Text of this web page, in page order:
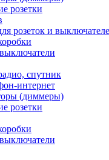
розетки
розеток и
спутник
интернет
(диммеры)
розетки